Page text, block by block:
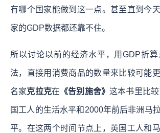
有哪个国家能做到这一点。甚至直到今
家的GDP数据都还靠不住。
所以讨论以前的经济水平，用GDP折
法，直接用消费商品的数量来比较可能
名家克拉克在 《告别施舍》这本书里比
国工人的生活水平和2000年前后非洲马
平。在这两个时间节点上，英国工人和